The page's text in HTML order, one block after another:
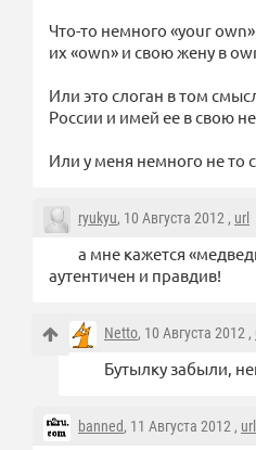
Что-то немного «your
их «own» и свою жену в
Или это слоган в том
России и имей ее в свою
Или у меня немного не то
ryukyu, 10 Августа 2012 , url
а мне кажется
аутентичен и правдив!
Netto, 10 Августа 2012 ,
Бутылку забыли,
banned, 11 Августа 2012 , url